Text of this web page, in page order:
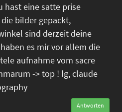
hast eine satte prise
bilder gepackt,
sind derzeit deine
es mir vor allem die
aufnahme vom sacre
-> top ! lg, claude
Antworten